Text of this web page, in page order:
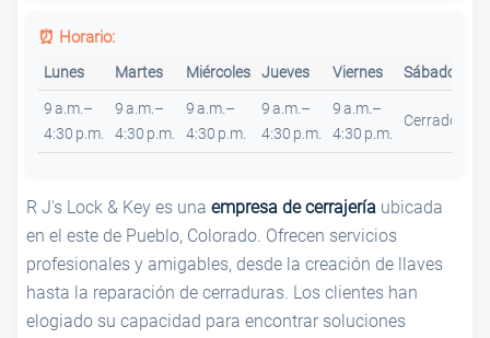
⏰ Horario:
Lunes Martes Miércoles Jueves Viernes Sábado
9 a.m.–
4:30 p.m.
9 a.m.–
4:30 p.m.
9 a.m.–
4:30 p.m.
9 a.m.–
4:30 p.m.
9 a.m.–
4:30 p.m.
Cerrado
R J's Lock & Key es una empresa de cerrajería ubicada
en el este de Pueblo, Colorado. Ofrecen servicios
profesionales y amigables, desde la creación de llaves
hasta la reparación de cerraduras. Los clientes han
elogiado su capacidad para encontrar soluciones